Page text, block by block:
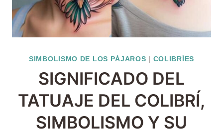
SIMBOLISMO DE LOS PÁJAROS | COLIBRÍES
SIGNIFICADO DEL
TATUAJE DEL COLIBRÍ,
SIMBOLISMO Y SU